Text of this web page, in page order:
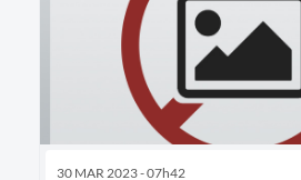
30 MAR 2023 - 07h42